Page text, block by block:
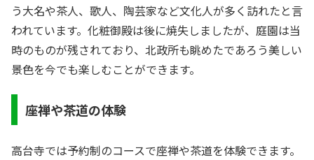
う大名や茶人、歌人、陶芸家など文化人が多く訪れたと言
われています。化粧御殿は後に焼失しましたが、庭園は当
時のものが残されており、北政所も眺めたであろう美しい
景色を今でも楽しむことができます。
座禅や茶道の体験
高台寺では予約制のコースで座禅や茶道を体験できます。